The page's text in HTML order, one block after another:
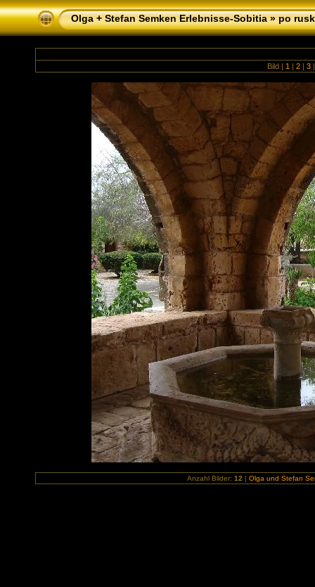
Olga + Stefan Semken Erlebnisse-Sobitia»po
Bild | 1 | 2 | 3 |
Anzahl Bilder: 12 | Olga und Stefan